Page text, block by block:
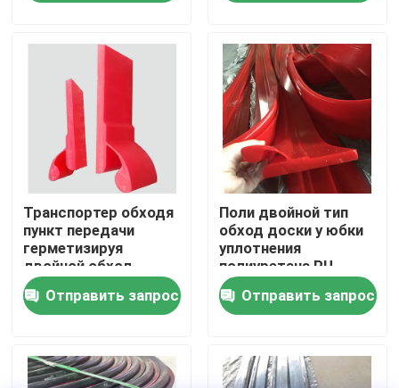
О Компании
Наша фабрика
контроль качества
контактные данные
Новости
Вкладыш глинозема керамический
Транспортер обходя
пункт передачи
герметизируя
двойной обход
полиуретана
уплотнения
Отправить запрос
Поли двойной тип
обход доски y юбки
уплотнения
полиуретана PU
Отправить запрос